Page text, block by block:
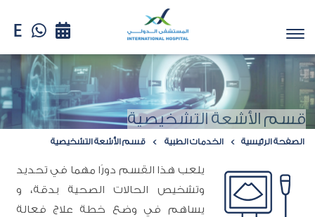
قسم الأشعة التشخيصية
الصفحة الرئيسية الخدمات الطبية قسم الأشعة التشخيصية
يلعب هذا القسم دورًا مهما في تحديد
وتشخيص الحالات الصحية بدقة، و
يساهم في وضع خطة علاج فعالة